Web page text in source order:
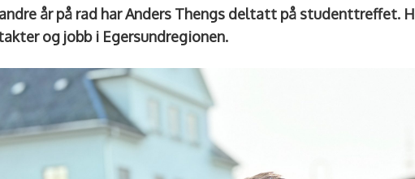
år på rad har Anders Thengs deltatt på studenttreffet.
og jobb i Egersundregionen.